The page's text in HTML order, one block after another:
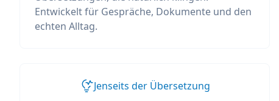
Entwickelt für Gespräche, Dokumente und den
echten Alltag.
Jenseits der Übersetzung